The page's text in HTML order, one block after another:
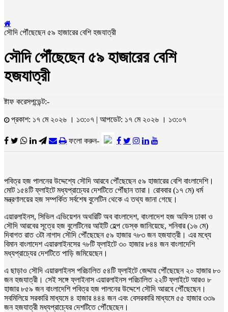
সৌদি পৌঁছেছেন ৫৯ হাজারের বেশি হজযাত্রী
সৌদি পৌঁছেছেন ৫৯ হাজারের বেশি
হজযাত্রী
ষ্টাফ করেসপন্ডেন্ট:-
প্রকাশ: ১৭ মে ২০২৬ । ১৩:০৭ | আপডেট: ১৭ মে ২০২৬ । ১৩:০৭
ফলো করুন-
পবিত্র হজ পালনের উদ্দেশ্যে সৌদি আরবে পৌঁছেছেন ৫৯ হাজারের বেশি বাংলাদেশি।
মোট ১৫৪টি ফ্লাইটে মধ্যপ্রাচ্যের দেশটিতে পৌঁছান তারা। রোববার (১৭ মে) ধর্ম
মন্ত্রণালয়ের হজ সম্পর্কিত সর্বশেষ বুলেটিন থেকে এ তথ্য জানা গেছে।
এয়ারলাইনস, সিভিল এভিয়েশন অথরিটি অব বাংলাদেশ, বাংলাদেশ হজ অফিস ঢাকা ও
সৌদি আরবের সূত্রে হজ বুলেটিনের আইটি হেল্প ডেস্ক জানিয়েছে, শনিবার (১৬ মে)
দিবাগত রাত ৩টা নাগাদ সৌদি পৌঁছেছেন ৫৯ হাজার ৭৮৩ জন হজযাত্রী। এর মধ্যে
বিমান বাংলাদেশ এয়ারলাইনসের ৭৮টি ফ্লাইটে ৩০ হাজার ৮৪৪ জন বাংলাদেশি
মধ্যপ্রাচ্যের দেশটিতে পাড়ি জমিয়েছেন।
এ ছাড়াও সৌদি এয়ারলাইনস পরিচালিত ৫৪টি ফ্লাইটে জেদ্দায় পৌঁছেছেন ২০ হাজার ৮০
জন হজযাত্রী। সেই সঙ্গে ফ্লাইনাস এয়ারলাইনস পরিচালিত ২২টি ফ্লাইটে আরও ৮
হাজার ৮৫৯ জন বাংলাদেশি পবিত্র হজ পালনের উদ্দেশে সৌদি আরবে পৌঁছেছেন।
সবমিলিয়ে সরকারি মাধ্যমে ৪ হাজার ৪৪৪ জন এবং বেসরকারি মাধ্যমে ৫৫ হাজার ৩৩৯
জন হজযাত্রী মধ্যপ্রাচ্যের দেশটিতে পৌঁছেছেন।